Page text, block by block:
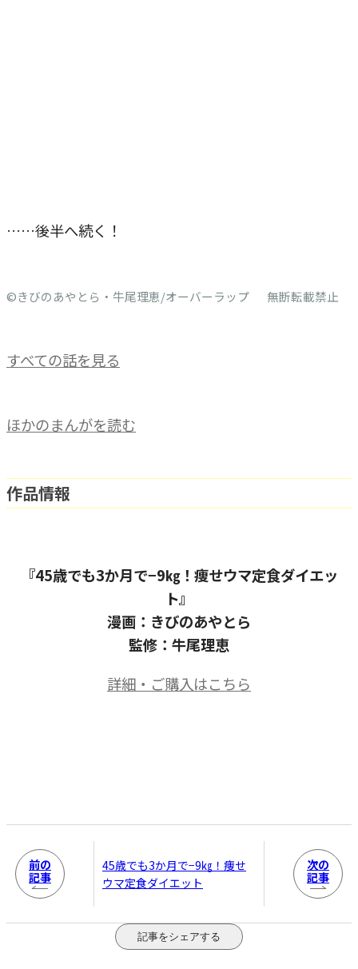
……後半へ続く！
©きびのあやとら・牛尾理恵/オーバーラップ 無断転載禁止
すべての話を見る
ほかのまんがを読む
作品情報
『45歳でも3か月で−9㎏！痩せウマ定食ダイエッ
ト』
漫画：きびのあやとら
監修：牛尾理恵
詳細・ご購入はこちら
前の
記事
45歳でも3か月で−9㎏！痩せ
ウマ定食ダイエット
次の
記事
記事をシェアする